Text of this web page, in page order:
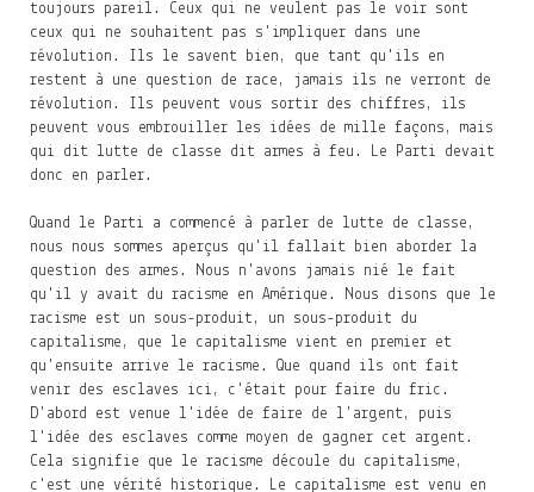
toujours pareil. Ceux qui ne veulent pas le voir sont
ceux qui ne souhaitent pas s'impliquer dans une
révolution. Ils le savent bien, que tant qu'ils en
restent à une question de race, jamais ils ne verront de
révolution. Ils peuvent vous sortir des chiffres, ils
peuvent vous embrouiller les idées de mille façons, mais
qui dit lutte de classe dit armes à feu. Le Parti devait
donc en parler.
Quand le Parti a commencé à parler de lutte de classe,
nous nous sommes aperçus qu'il fallait bien aborder la
question des armes. Nous n'avons jamais nié le fait
qu'il y avait du racisme en Amérique. Nous disons que le
racisme est un sous-produit, un sous-produit du
capitalisme, que le capitalisme vient en premier et
qu'ensuite arrive le racisme. Que quand ils ont fait
venir des esclaves ici, c'était pour faire du fric.
D'abord est venue l'idée de faire de l'argent, puis
l'idée des esclaves comme moyen de gagner cet argent.
Cela signifie que le racisme découle du capitalisme,
c'est une vérité historique. Le capitalisme est venu en